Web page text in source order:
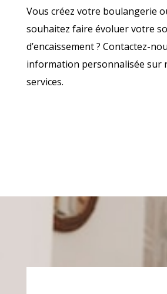
Vous créez votre boulangerie
souhaitez faire évoluer votre
d’encaissement ? Contactez-
information personnalisée sur
services.